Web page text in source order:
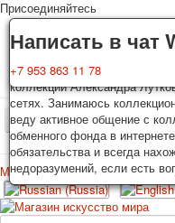
Доставка
Колоды, почтовые открытки
отправляются в течении 3-4
Исключение: репринт под
течении 7-8 рабочих дней.
с треком отслеживания.
почты на момент покупки. По
отправка СДЕК или другими
Гарантия
Вы покупаете колоды
коллекции Александра
сетях. Занимаюсь
веду активное общение с
обменного фонда в
обязательства и всегда
недоразумений, если есть
Написать в чат
+7 953 863 11 78
Присоединяйтесь
Главная
Меню
Главная
Игральные карты
Войти